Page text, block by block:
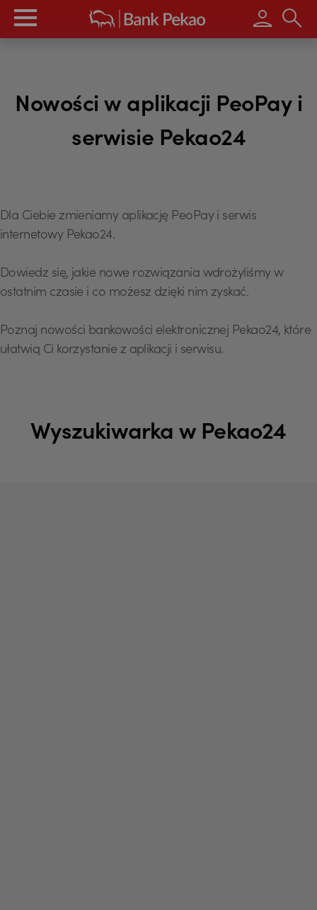
Wpisz
Nowości w aplikacji PeoPay i
serwisie Pekao24
Dla Ciebie zmieniamy aplikację PeoPay i serwis
internetowy Pekao24.
Dowiedz się, jakie nowe rozwiązania wdrożyliśmy w
ostatnim czasie i co możesz dzięki nim zyskać.
Poznaj nowości bankowości elektronicznej Pekao24, które
ułatwią Ci korzystanie z aplikacji i serwisu.
Wyszukiwarka w Pekao24